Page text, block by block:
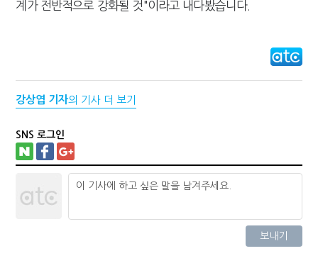
계가 전반적으로 강화될 것"이라고 내다봤습니다.
강상엽 기자의 기사 더 보기
SNS 로그인